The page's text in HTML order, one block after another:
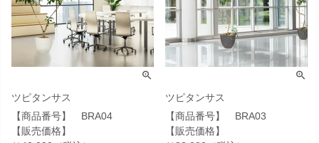
ツピタンサス
【商品番号】 BRA04
【販売価格】
ツピタンサス
【商品番号】 BRA03
【販売価格】